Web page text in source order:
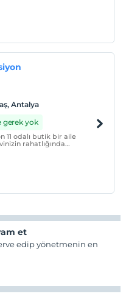
Antalya
gerek yok
11 odalı butik bir aile
rahatlığında
et
edip yönetmenin en